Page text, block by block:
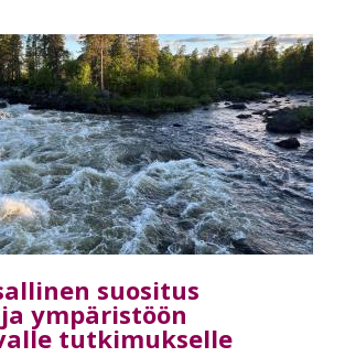
suositus
ympäristöön
tutkimukselle